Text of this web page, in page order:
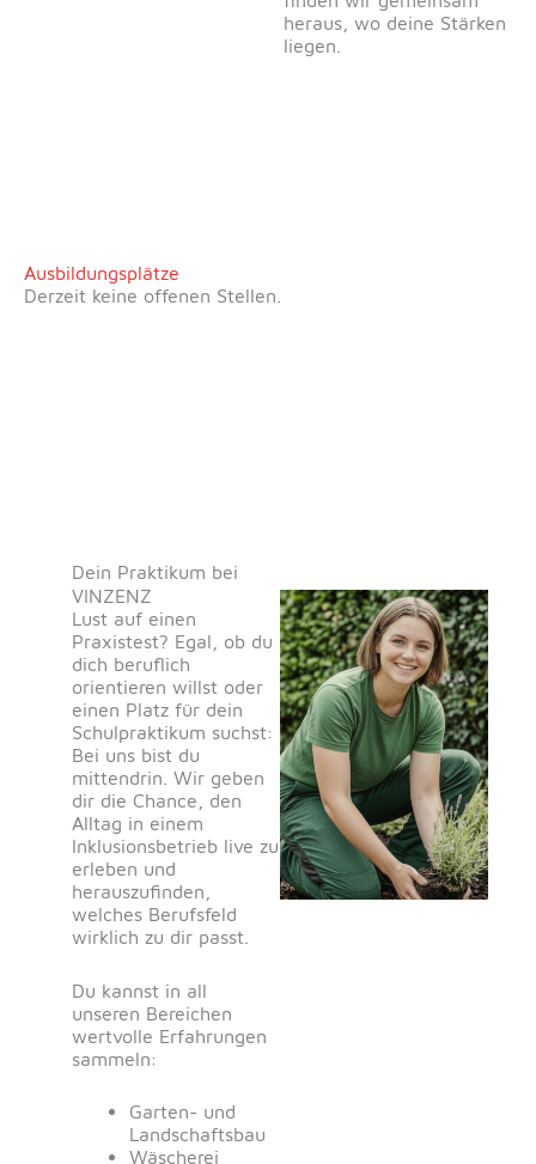
heraus, wo deine Stärken
liegen.
Ausbildungsplätze
Derzeit keine offenen Stellen.
Dein Praktikum bei
VINZENZ
Lust auf einen
Praxistest? Egal, ob du
dich beruflich
orientieren willst oder
einen Platz für dein
Schulpraktikum suchst:
Bei uns bist du
mittendrin. Wir geben
dir die Chance, den
Alltag in einem
Inklusionsbetrieb live zu
erleben und
herauszufinden,
welches Berufsfeld
wirklich zu dir passt.
Du kannst in all
unseren Bereichen
wertvolle Erfahrungen
sammeln:
Garten- und
Landschaftsbau
Wäscherei